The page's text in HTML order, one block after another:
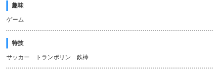
趣味
ゲーム
特技
サッカー トランポリン 鉄棒